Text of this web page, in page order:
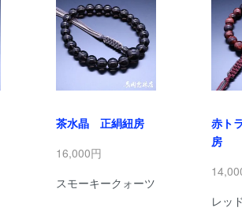
茶水晶 正絹紐房
16,000円
スモーキークォーツ
赤ト
房
レッ